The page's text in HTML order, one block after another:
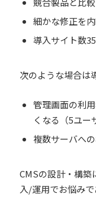
細かな修正を
導入サイト数
次のような場合は
管理画面の利
くなる（5ユー
複数サーバへ
CMSの設計・構
入/運用でお悩み